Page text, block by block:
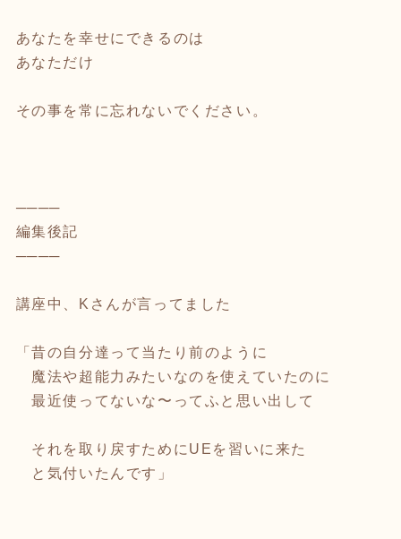
あなたを幸せにできるのは
あなただけ
その事を常に忘れないでください。
────
編集後記
────
講座中、Kさんが言ってました
「昔の自分達って当たり前のように
魔法や超能力みたいなのを使えていたのに
最近使ってないな〜ってふと思い出して
それを取り戻すためにUEを習いに来た
と気付いたんです」